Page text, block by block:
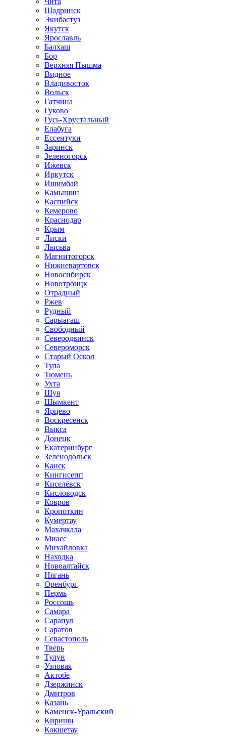
Шадринск
Экибастуз
Якутск
Ярославль
Балхаш
Бор
Верхняя Пышма
Видное
Владивосток
Вольск
Гатчина
Гуково
Гусь-Хрустальный
Елабуга
Ессентуки
Заринск
Зеленогорск
Ижевск
Иркутск
Ишимбай
Камышин
Каспийск
Кемерово
Краснодар
Крым
Лиски
Лысьва
Магнитогорск
Нижневартовск
Новосибирск
Новотроицк
Отрадный
Ржев
Рудный
Сарыагаш
Свободный
Северодвинск
Североморск
Старый Оскол
Тула
Тюмень
Ухта
Шуя
Шымкент
Ярцево
Воскресенск
Выкса
Донецк
Екатеринбург
Зеленодольск
Канск
Кингисепп
Киселёвск
Кисловодск
Ковров
Кропоткин
Кумертау
Махачкала
Миасс
Михайловка
Находка
Новоалтайск
Нягань
Оренбург
Пермь
Россошь
Самара
Сарапул
Саратов
Севастополь
Тверь
Тулун
Узловая
Актобе
Дзержинск
Дмитров
Казань
Каменск-Уральский
Кириши
Кокшетау